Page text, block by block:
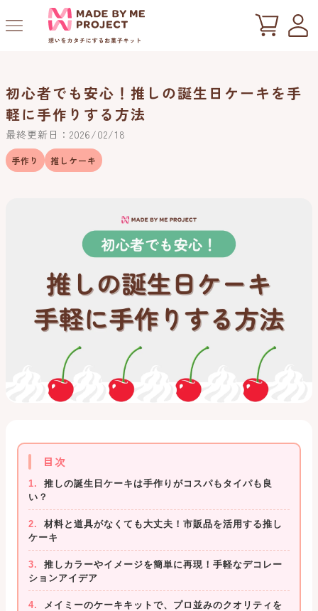
に
初心者でも安心！推しの誕生日ケーキを手
軽に手作りする方法
最終更新日：2026/02/18
手作り 推しケーキ
目次
推しの誕生日ケーキは手作りがコスパもタイパも良
い？
材料と道具がなくても大丈夫！市販品を活用する推し
ケーキ
推しカラーやイメージを簡単に再現！手軽なデコレー
ションアイデア
メイミーのケーキキットで、プロ並みのクオリティを